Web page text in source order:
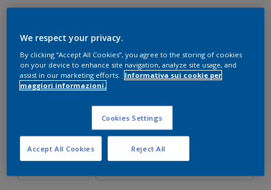
Seleziona un colore
Formato
We respect your privacy.
By clicking “Accept All Cookies”, you agree to the storing of cookies
on your device to enhance site navigation, analyze site usage, and
assist in our marketing efforts.
Informativa sui cookie per
maggiori informazioni.
Cookies Settings
Reject All
Accept All Cookies